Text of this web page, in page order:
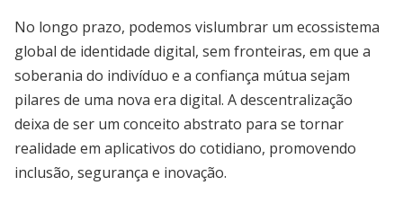
No longo prazo, podemos vislumbrar um ecossistema
global de identidade digital, sem fronteiras, em que a
soberania do indivíduo e a confiança mútua sejam
pilares de uma nova era digital. A descentralização
deixa de ser um conceito abstrato para se tornar
realidade em aplicativos do cotidiano, promovendo
inclusão, segurança e inovação.